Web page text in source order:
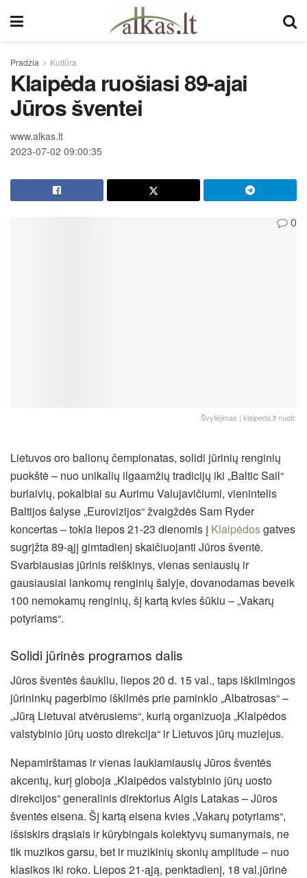
Pradžia Kultūra
Klaipėda ruošiasi 89-ajai
Jūros šventei
www.alkas.lt
2023-07-02 09:00:35
0
Švytėjimas | klaipeda.lt nuotr.
Lietuvos oro balionų čempionatas, solidi jūrinių renginių
puokštė – nuo unikalių ilgaamžių tradicijų iki „Baltic Sail“
burlaivių, pokalbiai su Aurimu Valujavičiumi, vienintelis
Baltijos šalyse „Eurovizijos“ žvaigždės Sam Ryder
koncertas – tokia liepos 21-23 dienomis į Klaipėdosgatves
sugrįžta 89-ąjį gimtadienį skaičiuojanti Jūros šventė.
Svarbiausias jūrinis reiškinys, vienas seniausių ir
gausiausiai lankomų renginių šalyje, dovanodamas beveik
100 nemokamų renginių, šį kartą kvies šūkiu – „Vakarų
potyriams“.
Solidi jūrinės programos dalis
Jūros šventės šaukliu, liepos 20 d. 15 val., taps iškilmingos
jūrininkų pagerbimo iškilmės prie paminklo „Albatrosas“ –
„Jūrą Lietuvai atvėrusiems“, kurią organizuoja „Klaipėdos
valstybinio jūrų uosto direkcija“ ir Lietuvos jūrų muziejus.
Nepamirštamas ir vienas laukiamiausių Jūros šventės
akcentų, kurį globoja „Klaipėdos valstybinio jūrų uosto
direkcijos“ generalinis direktorius Algis Latakas – Jūros
šventės eisena. Šį kartą eisena kvies „Vakarų potyriams“,
išsiskirs drąsiais ir kūrybingais kolektyvų sumanymais, ne
tik muzikos garsu, bet ir muzikinių skonių amplitude – nuo
klasikos iki roko. Liepos 21-ąją, penktadienį, 18 val.jūrinė